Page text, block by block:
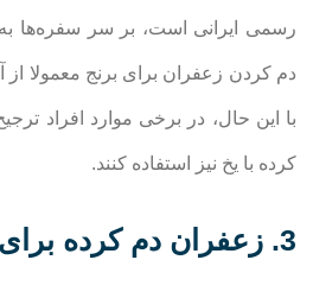
رسمی ایرانی است، بر سر سفره‌ها
دم کردن زعفران برای برنج معمولا
با این حال، در برخی موارد افراد
کرده با یخ نیز استفاده کنند.
3. زعفران دم کرده برای پریودی